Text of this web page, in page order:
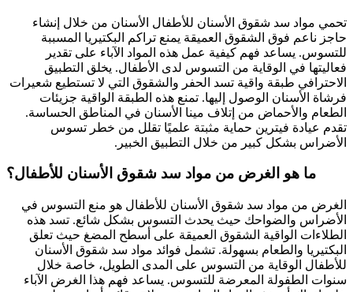
تحمي مواد سد شقوق الأسنان للأطفال الأسنان من خلال إنشاء
حاجز ناعم فوق الشقوق العميقة يمنع تراكم البكتيريا المسببة
للتسوس. يساعد فهم كيفية عمل هذه المواد الآباء على تقدير
فعاليتها في الوقاية من التسوس لدى الأطفال. يخلق التطبيق
الاحترافي طبقة واقية تسد الحفر والشقوق التي لا تستطيع شعيرات
فرشاة الأسنان الوصول إليها. تمنع هذه الطبقة الواقية جزيئات
الطعام والأحماض من إتلاف مينا الأسنان في المناطق الحساسة.
تقدم عيادة فيترين حماية مثبتة علميًا تقلل من خطر تسوس
الأضراس بشكل كبير من خلال التطبيق الخبير.
ما هو الغرض من مواد سد شقوق الأسنان للأطفال؟
الغرض من مواد سد شقوق الأسنان للأطفال هو منع التسوس في
الأضراس والضواحك حيث يحدث التسوس بشكل شائع. تسد هذه
الطلاءات الواقية الشقوق العميقة على أسطح المضغ حيث تعلق
البكتيريا والطعام بسهولة. تشمل فوائد مواد سد شقوق الأسنان
للأطفال الوقاية من التسوس على المدى الطويل، خاصة خلال
سنوات الطفولة المعرضة للتسوس. يساعد فهم هذا الغرض الآباء